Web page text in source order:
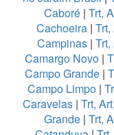
Caboré| Trt,
Cachoeira |
Campinas|
Camargo Novo |
Campo Grande|
Campo Limpo |
Caravelas| Trt,
Grande| Trt,